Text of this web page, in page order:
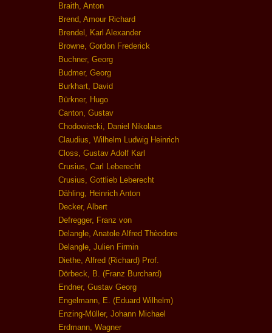
Braith, Anton
Brend, Amour Richard
Brendel, Karl Alexander
Browne, Gordon Frederick
Buchner, Georg
Budmer, Georg
Burkhart, David
Bürkner, Hugo
Canton, Gustav
Chodowiecki, Daniel Nikolaus
Claudius, Wilhelm Ludwig Heinrich
Closs, Gustav Adolf Karl
Crusius, Carl Leberecht
Crusius, Gottlieb Leberecht
Dähling, Heinrich Anton
Decker, Albert
Defregger, Franz von
Delangle, Anatole Alfred Thèodore
Delangle, Julien Firmin
Diethe, Alfred (Richard) Prof.
Dörbeck, B. (Franz Burchard)
Endner, Gustav Georg
Engelmann, E. (Eduard Wilhelm)
Enzing-Müller, Johann Michael
Erdmann, Wagner